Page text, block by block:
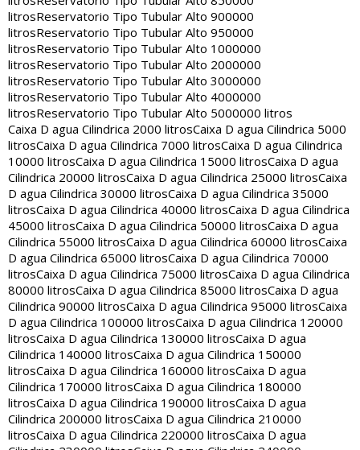
litrosReservatorio Tipo Tubular Alto 900000
litrosReservatorio Tipo Tubular Alto 950000
litrosReservatorio Tipo Tubular Alto 1000000
litrosReservatorio Tipo Tubular Alto 2000000
litrosReservatorio Tipo Tubular Alto 3000000
litrosReservatorio Tipo Tubular Alto 4000000
litrosReservatorio Tipo Tubular Alto 5000000 litros
Caixa D agua Cilindrica 2000 litrosCaixa D agua Cilindrica 5000
litrosCaixa D agua Cilindrica 7000 litrosCaixa D agua Cilindrica
10000 litrosCaixa D agua Cilindrica 15000 litrosCaixa D agua
Cilindrica 20000 litrosCaixa D agua Cilindrica 25000 litrosCaixa
D agua Cilindrica 30000 litrosCaixa D agua Cilindrica 35000
litrosCaixa D agua Cilindrica 40000 litrosCaixa D agua Cilindrica
45000 litrosCaixa D agua Cilindrica 50000 litrosCaixa D agua
Cilindrica 55000 litrosCaixa D agua Cilindrica 60000 litrosCaixa
D agua Cilindrica 65000 litrosCaixa D agua Cilindrica 70000
litrosCaixa D agua Cilindrica 75000 litrosCaixa D agua Cilindrica
80000 litrosCaixa D agua Cilindrica 85000 litrosCaixa D agua
Cilindrica 90000 litrosCaixa D agua Cilindrica 95000 litrosCaixa
D agua Cilindrica 100000 litrosCaixa D agua Cilindrica 120000
litrosCaixa D agua Cilindrica 130000 litrosCaixa D agua
Cilindrica 140000 litrosCaixa D agua Cilindrica 150000
litrosCaixa D agua Cilindrica 160000 litrosCaixa D agua
Cilindrica 170000 litrosCaixa D agua Cilindrica 180000
litrosCaixa D agua Cilindrica 190000 litrosCaixa D agua
Cilindrica 200000 litrosCaixa D agua Cilindrica 210000
litrosCaixa D agua Cilindrica 220000 litrosCaixa D agua